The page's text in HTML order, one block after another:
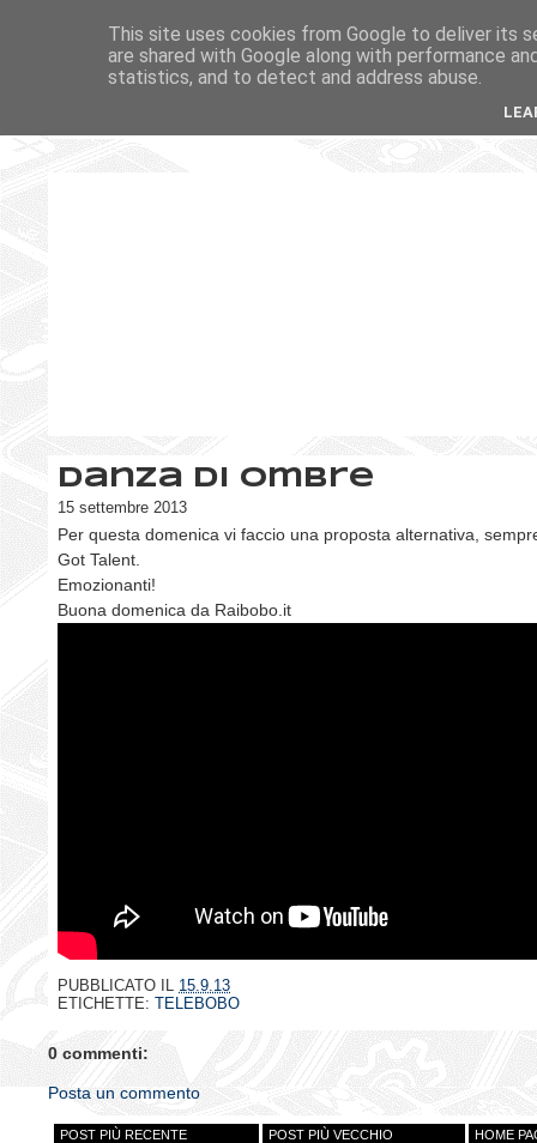
Danza di ombre
15 settembre 2013
Per questa domenica vi faccio una proposta alternativa,
Got Talent.
Emozionanti!
Buona domenica da Raibobo.it
PUBBLICATO IL 15.9.13
ETICHETTE: TELEBOBO
0 commenti:
Posta un commento
POST PIÙ RECENTE POST PIÙ VECCHIO HOME
This site uses cookies from Google to deliver its
are shared with Google along with performance
statistics, and to detect and address abuse.